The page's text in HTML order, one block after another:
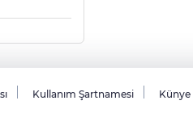
Kullanım Şartnamesi Künye